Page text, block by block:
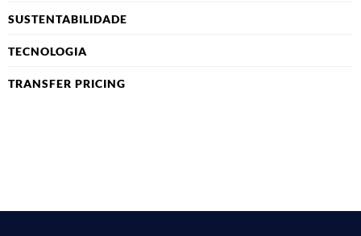
SUSTENTABILIDADE
TECNOLOGIA
TRANSFER PRICING